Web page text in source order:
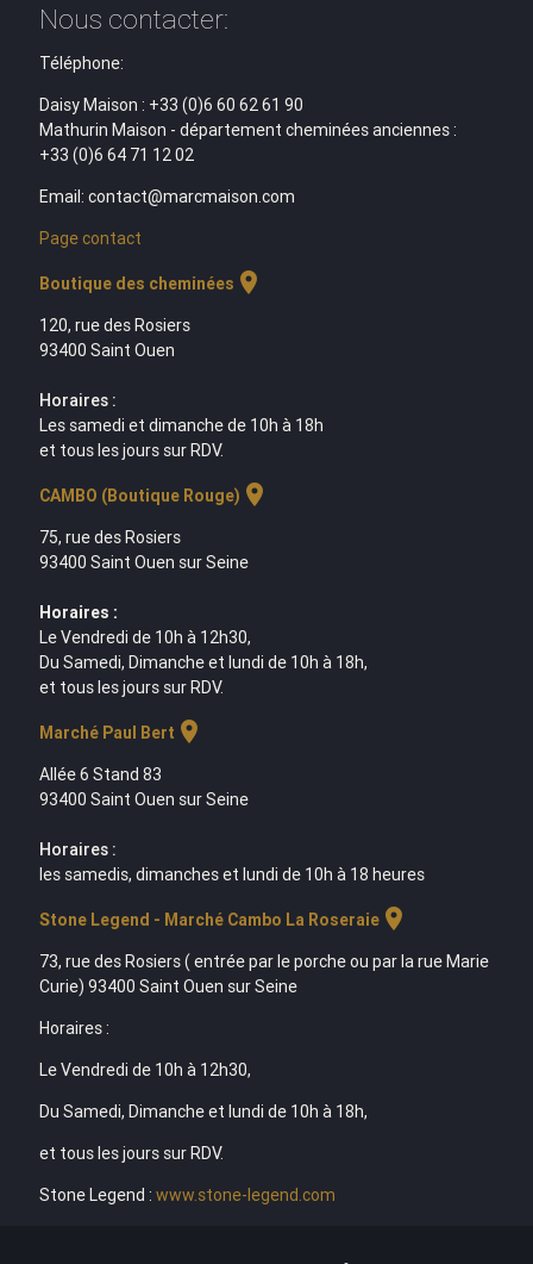
Nous contacter:
Téléphone:
Daisy Maison : +33 (0)6 60 62 61 90
Mathurin Maison - département cheminées anciennes :
+33 (0)6 64 71 12 02
Email: contact@marcmaison.com
Page contact
Boutique des cheminées location_on
120, rue des Rosiers
93400 Saint Ouen
Horaires :
Les samedi et dimanche de 10h à 18h
et tous les jours sur RDV.
CAMBO (Boutique Rouge) location_on
75, rue des Rosiers
93400 Saint Ouen sur Seine
Horaires :
Le Vendredi de 10h à 12h30,
Du Samedi, Dimanche et lundi de 10h à 18h,
et tous les jours sur RDV.
Marché Paul Bert location_on
Allée 6 Stand 83
93400 Saint Ouen sur Seine
Horaires :
les samedis, dimanches et lundi de 10h à 18 heures
Stone Legend - Marché Cambo La Roseraielocation_on
73, rue des Rosiers ( entrée par le porche ou par la rue Marie
Curie) 93400 Saint Ouen sur Seine
Horaires :
Le Vendredi de 10h à 12h30,
Du Samedi, Dimanche et lundi de 10h à 18h,
et tous les jours sur RDV.
Stone Legend : www.stone-legend.com